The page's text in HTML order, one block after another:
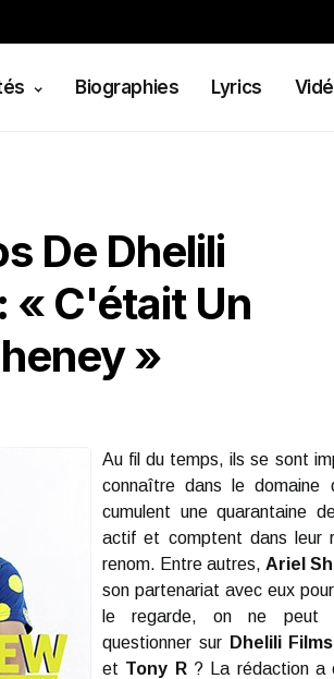
Biographies Lyrics
De Dhelili
« C'était Un
»
Au fil du temps, ils se sont
connaître dans le domaine
cumulent une quarantaine
actif et comptent dans leur
renom. Entre autres, Ariel
son partenariat avec eux pour
le regarde, on ne peut
questionner sur Dhelili
et Tony R? La rédaction a